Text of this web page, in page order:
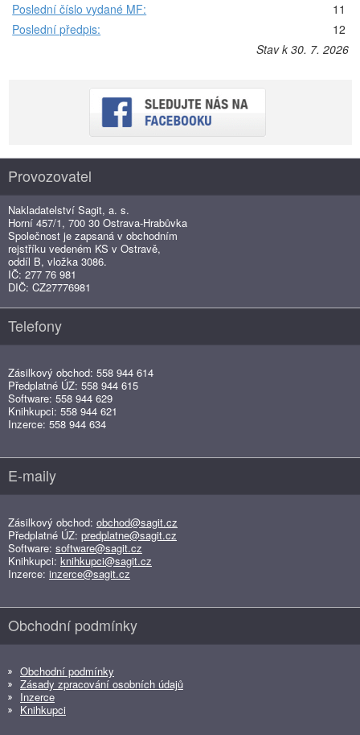
Poslední číslo vydané MF:
11
Poslední předpis:
12
Stav k 30. 7. 2026
Provozovatel
Nakladatelství Sagit, a. s.
Horní 457/1, 700 30 Ostrava-Hrabůvka
Společnost je zapsaná v obchodním
rejstříku vedeném KS v Ostravě,
oddíl B, vložka 3086.
IČ: 277 76 981
DIČ: CZ27776981
Telefony
Zásilkový obchod: 558 944 614
Předplatné ÚZ: 558 944 615
Software: 558 944 629
Knihkupci: 558 944 621
Inzerce: 558 944 634
E-maily
Zásilkový obchod: obchod@sagit.cz
Předplatné ÚZ: predplatne@sagit.cz
Software: software@sagit.cz
Knihkupci: knihkupci@sagit.cz
Inzerce: inzerce@sagit.cz
Obchodní podmínky
Obchodní podmínky
Zásady zpracování osobních údajů
Inzerce
Knihkupci